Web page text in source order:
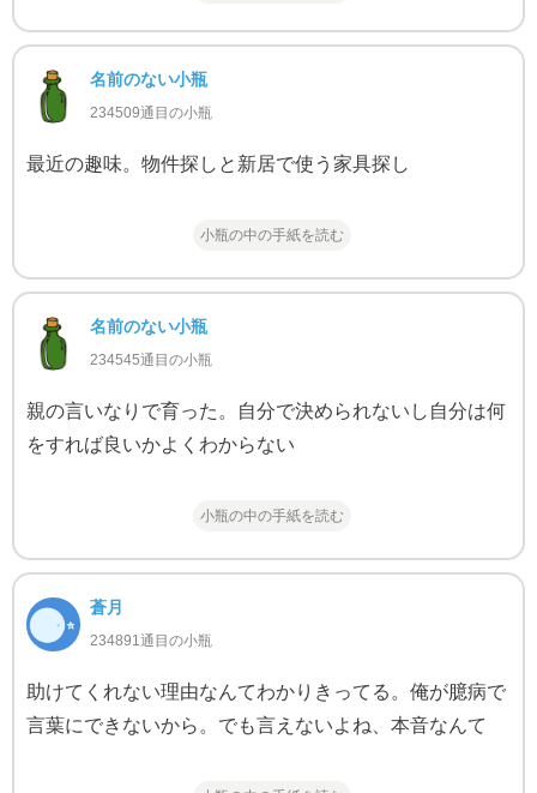
名前のない小瓶
234509通目の小瓶
最近の趣味。物件探しと新居で使う家具探し
小瓶の中の手紙を読む
名前のない小瓶
234545通目の小瓶
親の言いなりで育った。自分で決められないし自分は何
をすれば良いかよくわからない
小瓶の中の手紙を読む
蒼月
234891通目の小瓶
助けてくれない理由なんてわかりきってる。俺が臆病で
言葉にできないから。でも言えないよね、本音なんて